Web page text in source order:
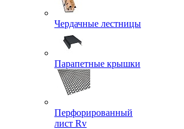
Чердачные лестницы
Парапетные крышки
Перфорированный
лист Rv